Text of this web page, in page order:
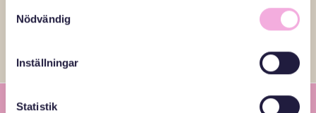
Nödvändig
Inställningar
Statistik